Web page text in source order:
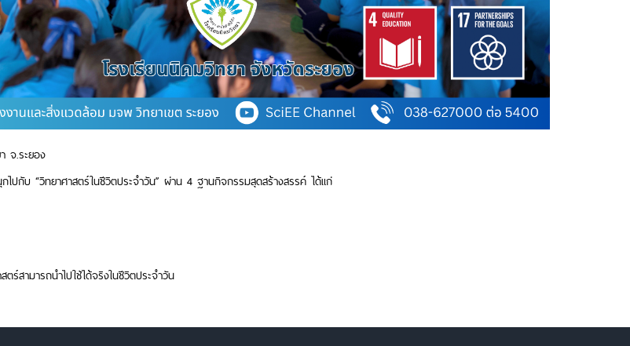
จ.ระยอง
ปกับ “วิทยาศาสตร์ในชีวิตประจำวัน” ผ่าน 4 ฐานกิจกรรมสุดสร้างสรรค์ ได้แก่
ร์สามารถนำไปใช้ได้จริงในชีวิตประจำวัน